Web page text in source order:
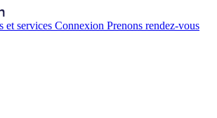
et services Connexion Prenons rendez-vous